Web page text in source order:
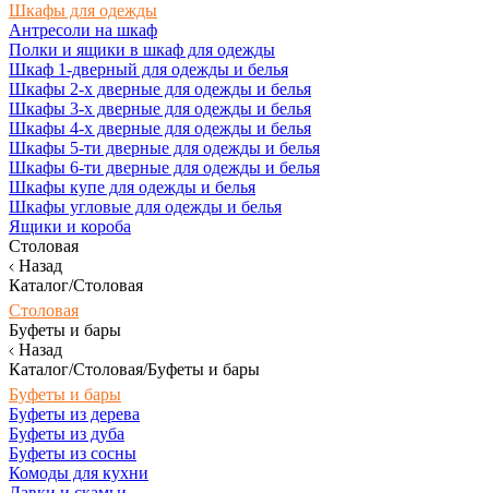
Шкафы для одежды
Антресоли на шкаф
Полки и ящики в шкаф для одежды
Шкаф 1-дверный для одежды и белья
Шкафы 2-х дверные для одежды и белья
Шкафы 3-х дверные для одежды и белья
Шкафы 4-х дверные для одежды и белья
Шкафы 5-ти дверные для одежды и белья
Шкафы 6-ти дверные для одежды и белья
Шкафы купе для одежды и белья
Шкафы угловые для одежды и белья
Ящики и короба
Столовая
Назад
Каталог/Столовая
Столовая
Буфеты и бары
Назад
Каталог/Столовая/Буфеты и бары
Буфеты и бары
Буфеты из дерева
Буфеты из дуба
Буфеты из сосны
Комоды для кухни